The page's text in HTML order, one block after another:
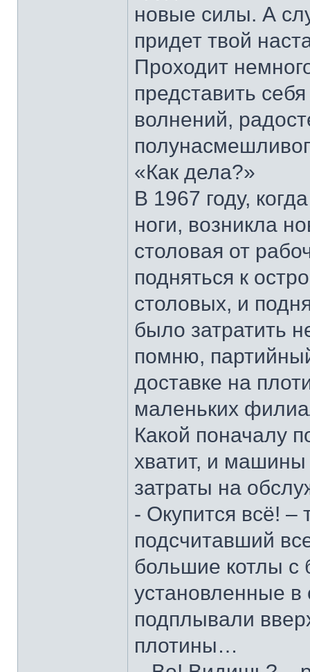
новые силы. А
придет твой
Проходит
представить
волнений,
«Как дела?»
В 1967 году,
ноги, возникла
столовая от
подняться к
столовых, и
было затратить
помню,
доставке на
маленьких
Какой поначалу
хватит, и
затраты на
- Окупится всё! –
подсчитавший
большие котлы с
установленные
подплывали
плотины…